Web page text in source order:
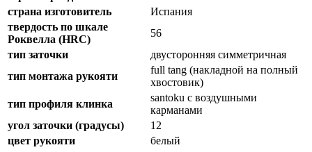
страна изготовитель
Испания
твердость по шкале
Роквелла (HRC)
56
тип заточки
двусторонняя симметричная
тип монтажа рукояти
full tang (накладной на полный
хвостовик)
тип профиля клинка
santoku с воздушными
карманами
угол заточки (градусы)
12
цвет рукояти
белый